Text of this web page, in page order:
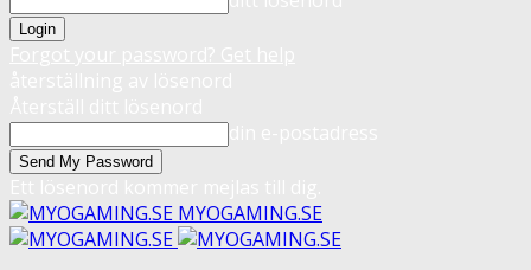
MYOGAMING.SE